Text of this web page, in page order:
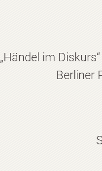
„Händel im
Berliner